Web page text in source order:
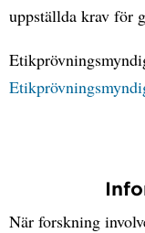
uppställda krav för
När forskning